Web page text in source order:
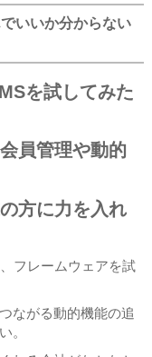
いいか分からない
を試してみた
員管理や動的
方に力を入れ
フレームウェアを試
ながる動的機能の追
。